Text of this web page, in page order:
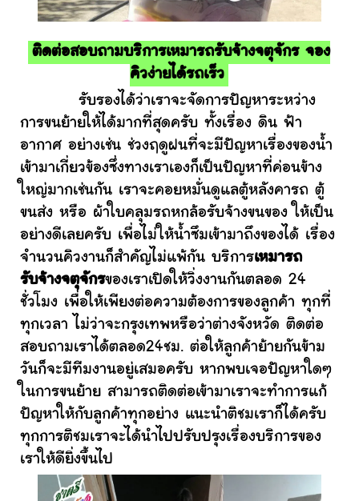
ติดต่อสอบถามบริการเหมารถรับจ้างจตุจักร จอง
คิวง่ายได้รถเร็ว
รับรองได้ว่าเราจะจัดการปัญหาระหว่าง
การขนย้ายให้ได้มากที่สุดครับ ทั้งเรื่อง ดิน ฟ้า
อากาศ อย่างเช่น ช่วงฤดูฝนที่จะมีปัญหาเรื่องของน้ำ
เข้ามาเกี่ยวข้องซึ่งทางเราเองก็เป็นปัญหาที่ค่อนข้าง
ใหญ่มากเช่นกัน เราจะคอยหมั่นดูแลตู้หลังคารถ ตู้
ขนส่ง หรือ ผ้าใบคลุมรถหกล้อรับจ้างขนของ ให้เป็น
อย่างดีเลยครับ เพื่อไม่ให้น้ำซึมเข้ามาถึงของได้ เรื่อง
จำนวนคิวงานก็สำคัญไม่แพ้กัน บริการเหมารถ
รับจ้างจตุจักรของเราเปิดให้วิ่งงานกันตลอด 24
ชั่วโมง เพื่อให้เพียงต่อความต้องการของลูกค้า ทุกที่
ทุกเวลา ไม่ว่าจะกรุงเทพหรือว่าต่างจังหวัด ติดต่อ
สอบถามเราได้ตลอด24ชม. ต่อให้ลูกค้าย้ายกันข้าม
วันก็จะมีทีมงานอยู่เสมอครับ หากพบเจอปัญหาใดๆ
ในการขนย้าย สามารถติดต่อเข้ามาเราจะทำการแก้
ปัญหาให้กับลูกค้าทุกอย่าง แนะนำติชมเราก็ได้ครับ
ทุกการติชมเราจะได้นำไปปรับปรุงเรื่องบริการของ
เราให้ดียิ่งขึ้นไป